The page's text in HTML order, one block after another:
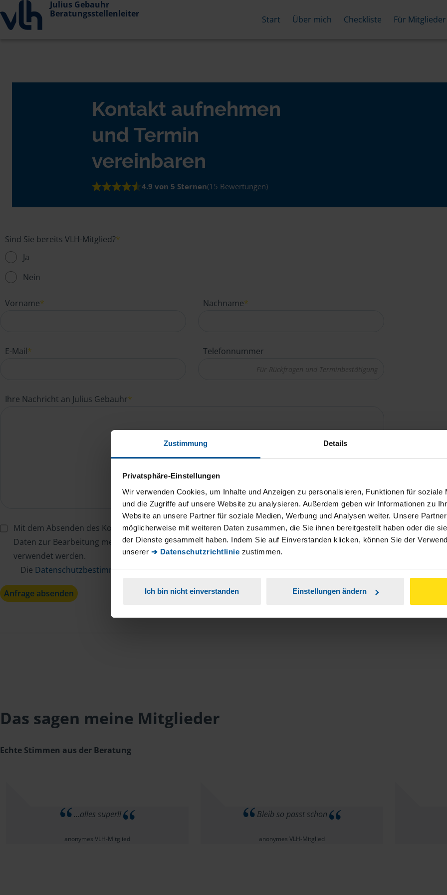
Zustimmung Details
Privatsphäre-Einstellungen
Wir verwenden Cookies, um Inhalte und Anzeigen zu personalisieren, Funktionen für soziale
und die Zugriffe auf unsere Website zu analysieren. Außerdem geben wir Informationen zu
Website an unsere Partner für soziale Medien, Werbung und Analysen weiter. Unsere
möglicherweise mit weiteren Daten zusammen, die Sie ihnen bereitgestellt haben oder die
der Dienste gesammelt haben. Indem Sie auf Einverstanden klicken, können Sie der
unserer ➔ Datenschutzrichtlinie zustimmen.
Ich bin nicht einverstanden Einstellungen ändern
Julius Gebauhr
Beratungsstellenleiter
Start Über mich Checkliste Für Mitglieder
Kontakt aufnehmen
und Termin
vereinbaren
4.9 von 5 Sternen(15 Bewertungen)
Sind Sie bereits VLH-Mitglied?*
Ja
Nein
Vorname* Nachname*
E-Mail* Telefonnummer
Ihre Nachricht an Julius Gebauhr*
Mit dem Absenden des Kontaktformulars erkläre ich mich damit einverstanden, dass meine
Daten zur Bearbeitung meines Anliegens sowie zur internen Analyse der Zugriffsquelle
verwendet werden.
Die Datenschutzbestimmungenhabe ich zur Kenntnis genommen.*
Anfrage absenden
Das sagen meine Mitglieder
Echte Stimmen aus der Beratung
...alles super!!
anonymes VLH-Mitglied
Bleib so passt schon
anonymes VLH-Mitglied